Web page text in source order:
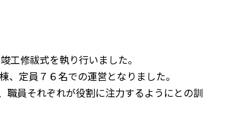
工修祓式を執り行いました。
定員７６名での運営となりました。
員それぞれが役割に注力するようにとの訓